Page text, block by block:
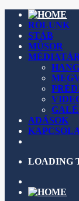
RÓLUNK
STÁB
MŰSOR
MÉDIATÁR
ADÁSOK
LOADING